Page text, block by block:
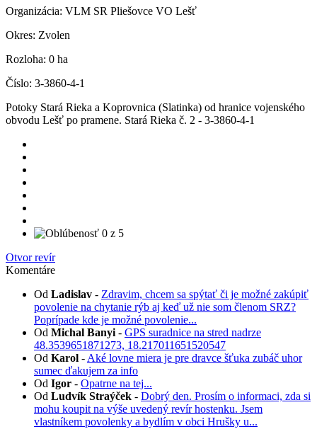
Organizácia: VLM SR Pliešovce VO Lešť
Okres: Zvolen
Rozloha: 0 ha
Číslo: 3-3860-4-1
Potoky Stará Rieka a Koprovnica (Slatinka) od hranice vojenského
obvodu Lešť po pramene. Stará Rieka č. 2 - 3-3860-4-1
Otvor revír
Komentáre
Od Ladislav - Zdravim, chcem sa spýtať či je možné zakúpiť
povolenie na chytanie rýb aj keď už nie som členom SRZ?
Poprípade kde je možné povolenie...
Od Michal Banyi - GPS suradnice na stred nadrze
48.3539651871273, 18.217011651520547
Od Karol - Aké lovne miera je pre dravce šťuka zubáč uhor
sumec ďakujem za info
Od Igor - Opatrne na tej...
Od Ludvík Straýček - Dobrý den. Prosím o informaci, zda si
mohu koupit na výše uvedený revír hostenku. Jsem
vlastníkem povolenky a bydlím v obci Hrušky u...